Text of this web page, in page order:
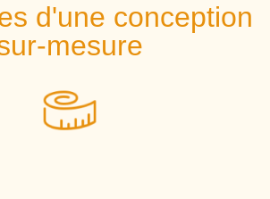
d'une conception
mesure